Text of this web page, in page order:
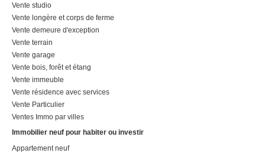
Vente studio
Vente longère et corps de ferme
Vente demeure d'exception
Vente terrain
Vente garage
Vente bois, forêt et étang
Vente immeuble
Vente résidence avec services
Vente Particulier
Ventes Immo par villes
Immobilier neuf pour habiter ou investir
Appartement neuf